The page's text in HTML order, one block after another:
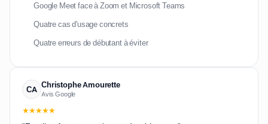
Google Meet face à Zoom et Microsoft Teams
Quatre cas d'usage concrets
Quatre erreurs de débutant à éviter
CA Christophe Amourette
Avis Google
★★★★★